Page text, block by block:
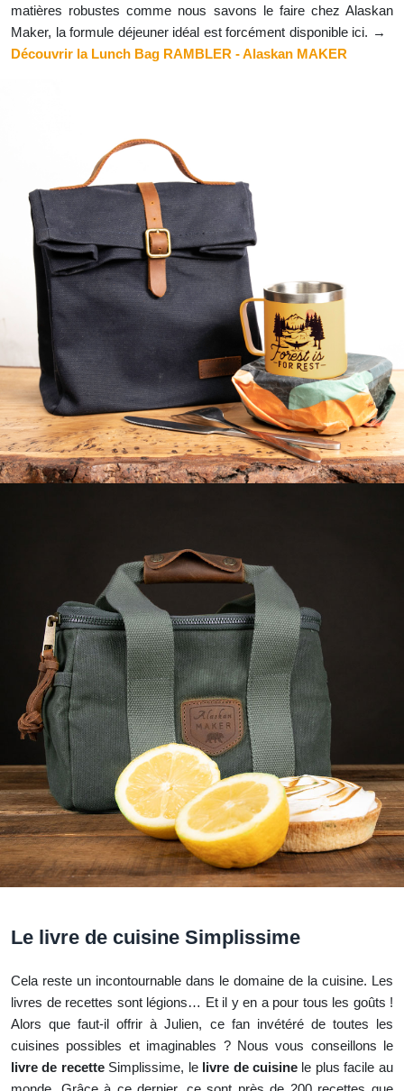
matières robustes comme nous savons le faire chez Alaskan
Maker, la formule déjeuner idéal est forcément disponible ici. →
Découvrir la Lunch Bag RAMBLER - Alaskan MAKER
Le livre de cuisine Simplissime
Cela reste un incontournable dans le domaine de la cuisine. Les
livres de recettes sont légions… Et il y en a pour tous les goûts !
Alors que faut-il offrir à Julien, ce fan invétéré de toutes les
cuisines possibles et imaginables ? Nous vous conseillons le
livre de recetteSimplissime, lelivre de cuisinele plus facile au